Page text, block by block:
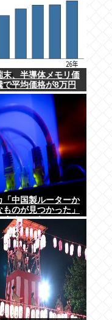
末、半導体メモリ価
で平均価格が8万円
「中国製ルーターか
ものが見つかった」
するのこれ